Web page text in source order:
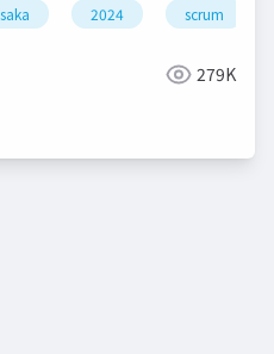
シェーダー2024 scrum
279K